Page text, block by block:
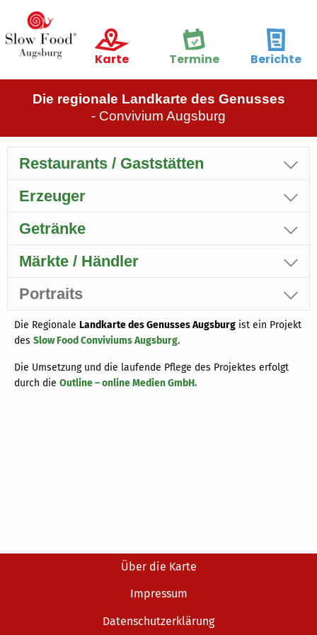
Karte Termine Berichte
Die regionale Landkarte des Genusses
- Convivium Augsburg
Restaurants / Gaststätten
Erzeuger
Getränke
Märkte / Händler
Portraits
Die Regionale Landkarte des Genusses Augsburg ist ein Projekt
des Slow Food Conviviums Augsburg.
Die Umsetzung und die laufende Pflege des Projektes erfolgt
durch die Outline – online Medien GmbH.
Über die Karte
Impressum
Datenschutzerklärung